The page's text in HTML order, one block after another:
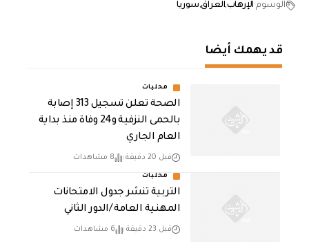
الوسوم الإرهابالعراق سوريا
قد يهمك أيضا
محليات
الصحة تعلن تسجيل 313 إصابة
بالحمى النزفية و24 وفاة منذ بداية
العام الجاري
قبل 20 دقيقة 8 مشاهدات
محليات
التربية تنشر جدول الامتحانات
المهنية العامة /الدور الثاني
قبل 23 دقيقة 6 مشاهدات